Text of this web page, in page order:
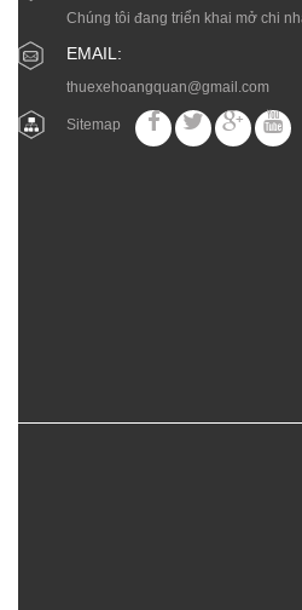
Chúng tôi đang triển khai mở chi
EMAIL:
thuexehoangquan@gmail.com
Sitemap